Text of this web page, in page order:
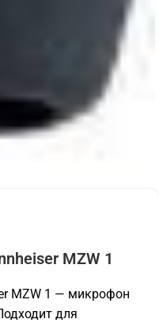
MZW 1
MZW 1 — микрофон
для